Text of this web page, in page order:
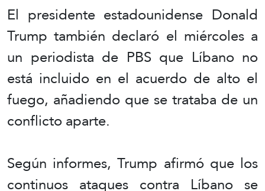
El presidente estadounidense Donald
Trump también declaró el miércoles a
un periodista de PBS que Líbano no
está incluido en el acuerdo de alto el
fuego, añadiendo que se trataba de un
conflicto aparte.
Según informes, Trump afirmó que los
continuos ataques contra Líbano se